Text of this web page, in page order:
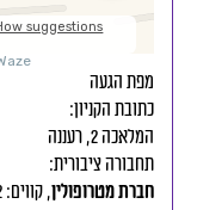
מפת הגעה
כתובת הקניון:
המלאכה 2, רעננה
תחבורה ציבורית:
חברת מטרופולין, קווים: 2, 3, 4, 6, 7, 10, 16